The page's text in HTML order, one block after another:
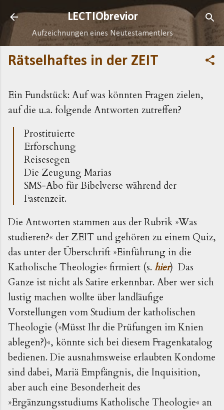
Direkt zum Hauptbereich
LECTIObrevior
Aufzeichnungen eines Neutestamentlers
Rätselhaftes in der ZEIT
Ein Fundstück: Auf was könnten Fragen zielen,
auf die u.a. folgende Antworten zutreffen?
Prostituierte
Erforschung
Reisesegen
Die Zeugung Marias
SMS-Abo für Bibelverse während der
Fastenzeit.
Die Antworten stammen aus der Rubrik »Was
studieren?« der ZEIT und gehören zu einem Quiz,
das unter der Überschrift »Einführung in die
Katholische Theologie« firmiert (s. hier) Das
Ganze ist nicht als Satire erkennbar. Aber wer sich
lustig machen wollte über landläufige
Vorstellungen vom Studium der katholischen
Theologie (»Müsst Ihr die Prüfungen im Knien
ablegen?)«, könnte sich bei diesem Fragenkatalog
bedienen. Die ausnahmsweise erlaubten Kondome
sind dabei, Mariä Empfängnis, die Inquisition,
aber auch eine Besonderheit des
»Ergänzungsstudiums Katholische Theologie« an